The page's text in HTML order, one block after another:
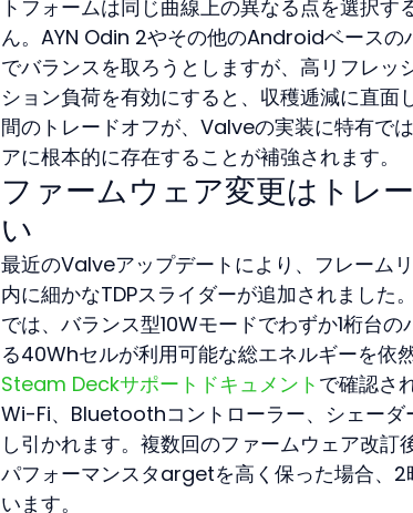
トフォームは同じ曲線上の異なる点を選択
ん。AYN Odin 2やその他のAndroidベースの
でバランスを取ろうとしますが、高リフレ
ション負荷を有効にすると、収穫逓減に直
間のトレードオフが、Valveの実装に特有で
アに根本的に存在することが補強されます。
ファームウェア変更はトレ
い
最近のValveアップデートにより、フレーム
内に細かなTDPスライダーが追加されました
では、バランス型10Wモードでわずか1桁台
る40Whセルが利用可能な総エネルギーを依
Steam Deckサポートドキュメント で確認さ
Wi-Fi、Bluetoothコントローラー、シェーダ
し引かれます。複数回のファームウェア改
パフォーマンスタargetを高く保った場合、
います。